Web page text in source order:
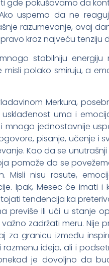
gde pokušavamo da
uspemo da ne
razumevanje, ovaj
kroz najveću
stabilniju energiju
polako smiruju, a
Merkura,
uma i
mnogo jednostavnije
pisanje, učenje i
Kao da se
pomaže da se
Misli nisu rasute,
Ipak, Mesec će imati
tendencija ka
previše ili ući u stanje
zadržati meru. Nije
za granicu između
razmenu ideja, ali i
je dovoljno da